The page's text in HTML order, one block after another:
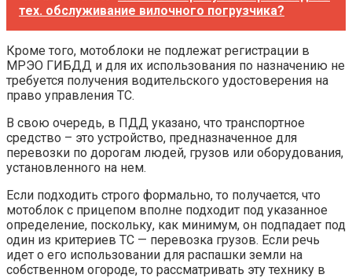
тех. обслуживание вилочного погрузчика?
Кроме того, мотоблоки не подлежат регистрации в
МРЭО ГИБДД и для их использования по назначению не
требуется получения водительского удостоверения на
право управления ТС.
В свою очередь, в ПДД указано, что транспортное
средство – это устройство, предназначенное для
перевозки по дорогам людей, грузов или оборудования,
установленного на нем.
Если подходить строго формально, то получается, что
мотоблок с прицепом вполне подходит под указанное
определение, поскольку, как минимум, он подпадает под
один из критериев ТС — перевозка грузов. Если речь
идет о его использовании для распашки земли на
собственном огороде, то рассматривать эту технику в